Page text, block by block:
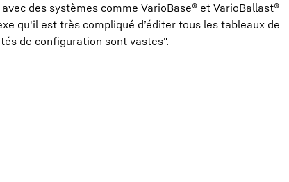
avec des systèmes comme VarioBase® et VarioBallast®
qu'il est très compliqué d’éditer tous les tableaux de
de configuration sont vastes".